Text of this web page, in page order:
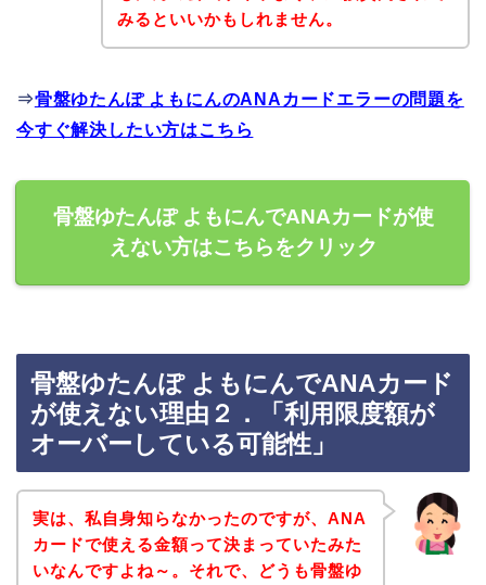
みるといいかもしれません。
⇒骨盤ゆたんぽ よもにんのANAカードエラーの問題を
今すぐ解決したい方はこちら
骨盤ゆたんぽ よもにんでANAカードが使
えない方はこちらをクリック
骨盤ゆたんぽ よもにんでANAカード
が使えない理由２．「利用限度額が
オーバーしている可能性」
実は、私自身知らなかったのですが、ANA
カードで使える金額って決まっていたみた
いなんですよね～。それで、どうも骨盤ゆ